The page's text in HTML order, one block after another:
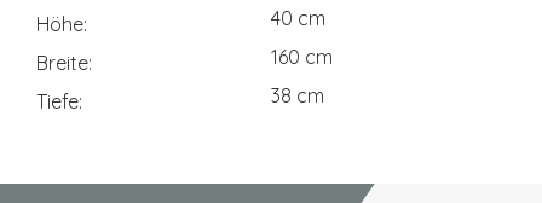
Höhe
40 cm
Breite
160 cm
Tiefe
38 cm